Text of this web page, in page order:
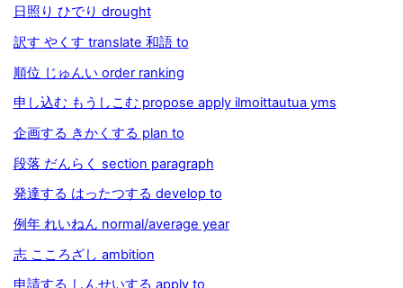
日照り ひでり drought
訳す やくす translate 和語 to
順位 じゅんい order ranking
申し込む もうしこむ propose apply ilmoittautua yms
企画する きかくする plan to
段落 だんらく section paragraph
発達する はったつする develop to
例年 れいねん normal/average year
志 こころざし ambition
申請する しんせいする apply to